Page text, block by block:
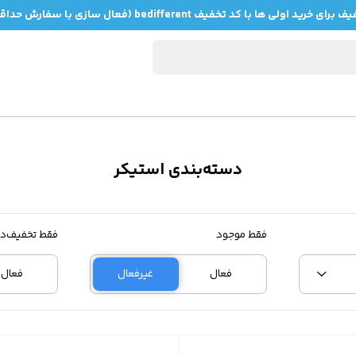
دسته‌بندی استیکر
فقط موجود
فعال غیرفعال
فقط
فعال